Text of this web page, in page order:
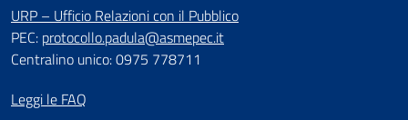
URP – Ufficio Relazioni con il Pubblico
PEC: protocollo.padula@asmepec.it
Centralino unico: 0975 778711
Leggi le FAQ